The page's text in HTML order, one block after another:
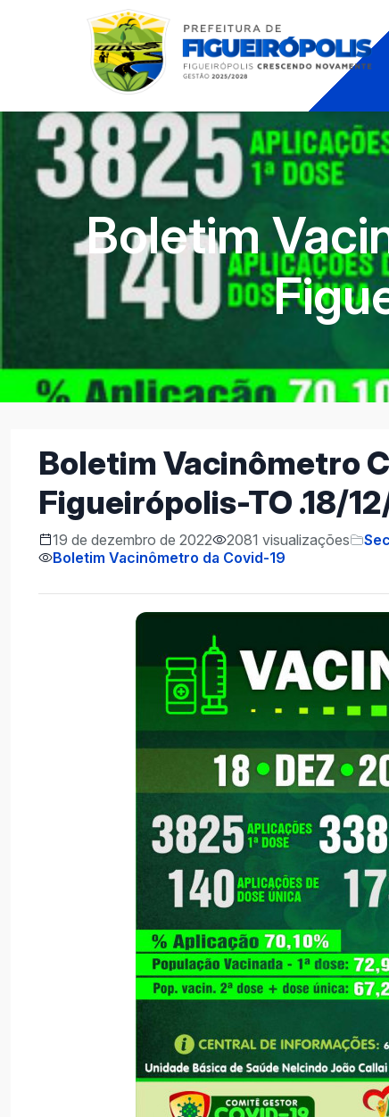
Boletim
Boletim Vacinômetro
Figueirópolis-TO .18/
19 de dezembro de 2022 2081 visualizações
Boletim Vacinômetro da Covid-19